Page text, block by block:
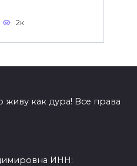
2к.
живу как дура! Все права
ИНН: